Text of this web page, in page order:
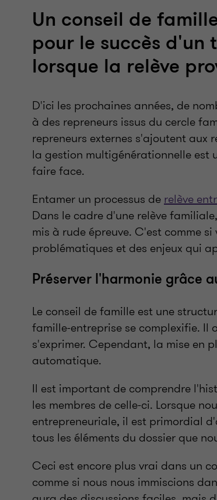
Un conseil de
pour le succès d'un
lorsque la relève
D'ici les prochaines années, de
à des repreneurs issus du cercle
repreneurs externes s'ajoutent aux
la gestion multigénérationnelle est
faire face.
Entamer un processus de relève
Dans le cadre d'une relève
mis à rude épreuve. C'est comme
problématiques et des enjeux qui
Préserver l'harmonie grâce
Le conseil de famille est une
famille-entreprise se complexifie. Il
s'exprimer. Cependant, la mise en
automatique.
Il est important de comprendre
les membres de celle-ci. Lorsque
entrepreneuriale, il est primordial
tous les éléments du dossier que
Ceci est encore plus vrai dans un
comme si nous nous immiscions